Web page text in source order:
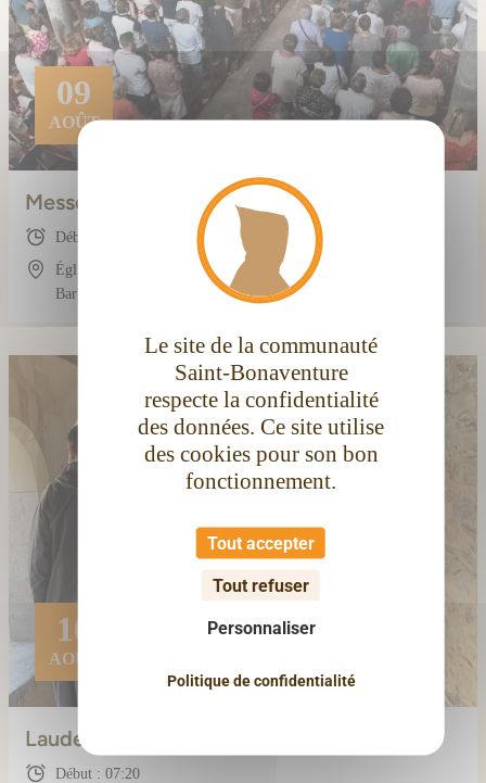
Le site de la communauté
Saint-Bonaventure
respecte la confidentialité
des données. Ce site utilise
des cookies pour son bon
fonctionnement.
Tout accepter
Tout refuser
Personnaliser
Politique de confidentialité
09
AOÛT
Messe dominicale du soir
Début : 18:30
Église conventuelle Saint-Bonaventure, 3 Rue
Barbès, 11100 Narbonne, France
10
AOÛT
Laudes (avec les frères)
Début : 07:20